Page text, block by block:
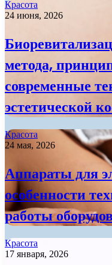
Красота
24 июня, 2026
метода,
современные
эстетической
Красота
24 мая, 2026
Аппараты для
особенности
работы
Красота
17 января, 2026